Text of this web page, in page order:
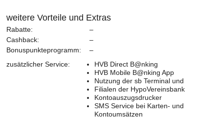
weitere Vorteile und Extras
Rabatte:
–
Cashback:
–
Bonuspunkteprogramm:
–
zusätzlicher Service:
HVB Direct B@nking
HVB Mobile B@nking App
Nutzung der sb Terminal und
Filialen der HypoVereinsbank
Kontoauszugsdrucker
SMS Service bei Karten- und
Kontoumsätzen